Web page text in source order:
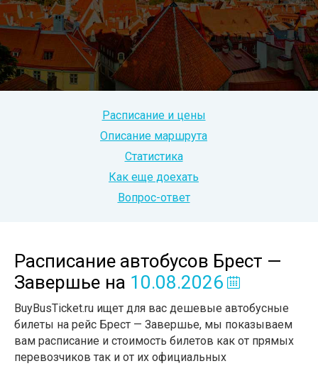
Расписание и цены
Описание маршрута
Статистика
Как еще доехать
Вопрос-ответ
Расписание автобусов Брест —
Завершье на 10.08.2026
BuyBusTicket.ru ищет для вас дешевые автобусные
билеты на рейс Брест — Завершье, мы показываем
вам расписание и стоимость билетов как от прямых
перевозчиков так и от их официальных